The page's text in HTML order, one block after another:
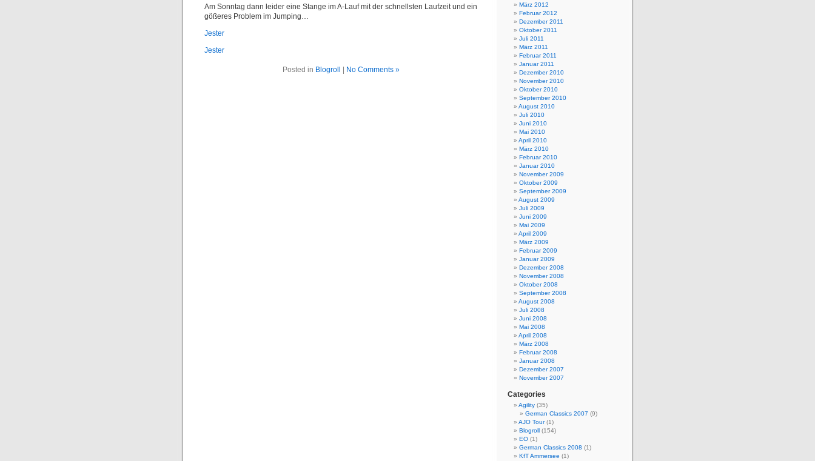
Am Sonntag dann leider eine Stange im A-Lauf mit der schnellsten Laufzeit und ein
gößeres Problem im Jumping…
Jester
Jester
Posted in Blogroll No Comments »
März 2012
Februar 2012
Dezember 2011
Oktober 2011
Juli 2011
März 2011
Februar 2011
Januar 2011
Dezember 2010
November 2010
Oktober 2010
September 2010
August 2010
Juli 2010
Juni 2010
Mai 2010
April 2010
März 2010
Februar 2010
Januar 2010
November 2009
Oktober 2009
September 2009
August 2009
Juli 2009
Juni 2009
Mai 2009
April 2009
März 2009
Februar 2009
Januar 2009
Dezember 2008
November 2008
Oktober 2008
September 2008
August 2008
Juli 2008
Juni 2008
Mai 2008
April 2008
März 2008
Februar 2008
Januar 2008
Dezember 2007
November 2007
Categories
Agility (35)
German Classics 2007 (9)
AJO Tour(1)
Blogroll (154)
EO (1)
German Classics 2008 (1)
KfT Ammersee (1)